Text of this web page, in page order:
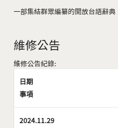
一部集結群眾編纂的開放台語辭典
維修公告
維修公告紀錄:
日期
事項
2024.11.29